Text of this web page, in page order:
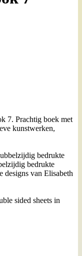
7. Prachtig boek met
kunstwerken,
bedrukte
bedrukte
designs van Elisabeth
sided sheets in